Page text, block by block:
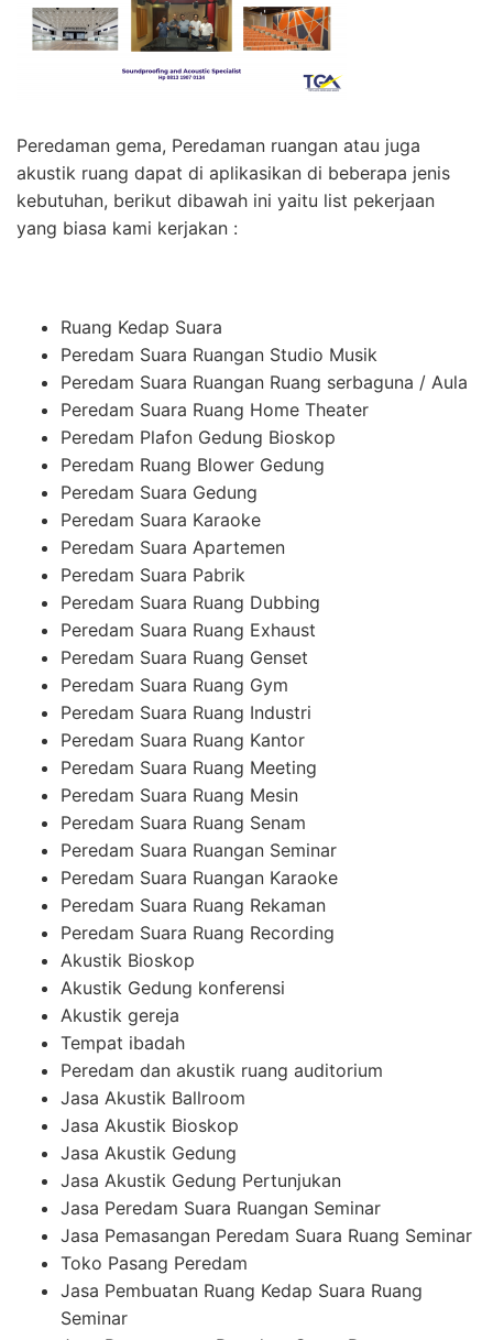
Peredaman gema, Peredaman ruangan atau juga
akustik ruang dapat di aplikasikan di beberapa jenis
kebutuhan, berikut dibawah ini yaitu list pekerjaan
yang biasa kami kerjakan :
Ruang Kedap Suara
Peredam Suara Ruangan Studio Musik
Peredam Suara Ruangan Ruang serbaguna / Aula
Peredam Suara Ruang Home Theater
Peredam Plafon Gedung Bioskop
Peredam Ruang Blower Gedung
Peredam Suara Gedung
Peredam Suara Karaoke
Peredam Suara Apartemen
Peredam Suara Pabrik
Peredam Suara Ruang Dubbing
Peredam Suara Ruang Exhaust
Peredam Suara Ruang Genset
Peredam Suara Ruang Gym
Peredam Suara Ruang Industri
Peredam Suara Ruang Kantor
Peredam Suara Ruang Meeting
Peredam Suara Ruang Mesin
Peredam Suara Ruang Senam
Peredam Suara Ruangan Seminar
Peredam Suara Ruangan Karaoke
Peredam Suara Ruang Rekaman
Peredam Suara Ruang Recording
Akustik Bioskop
Akustik Gedung konferensi
Akustik gereja
Tempat ibadah
Peredam dan akustik ruang auditorium
Jasa Akustik Ballroom
Jasa Akustik Bioskop
Jasa Akustik Gedung
Jasa Akustik Gedung Pertunjukan
Jasa Peredam Suara Ruangan Seminar
Jasa Pemasangan Peredam Suara Ruang Seminar
Toko Pasang Peredam
Jasa Pembuatan Ruang Kedap Suara Ruang
Seminar